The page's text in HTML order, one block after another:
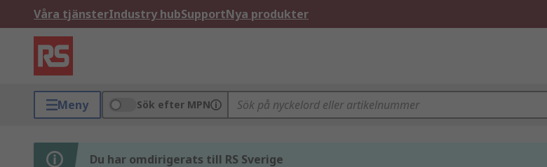
Våra tjänsterIndustry hubSupportNya produkter
Meny Sök efter MPN
Du har omdirigerats till RS Sverige